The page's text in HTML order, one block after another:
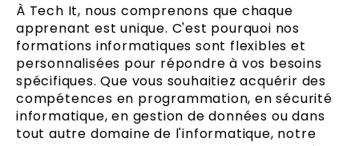
À Tech It, nous comprenons que chaque
apprenant est unique. C'est pourquoi nos
formations informatiques sont flexibles et
personnalisées pour répondre à vos besoins
spécifiques. Que vous souhaitiez acquérir des
compétences en programmation, en sécurité
informatique, en gestion de données ou dans
tout autre domaine de l'informatique, notre